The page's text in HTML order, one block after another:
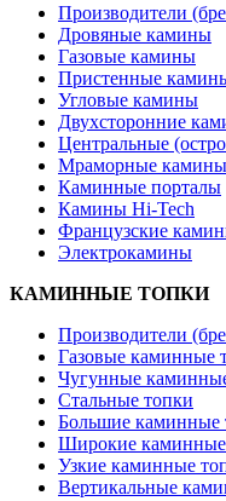
Производители
Дровяные камины
Газовые камины
Пристенные
Угловые камины
Двухсторонние
Центральные
Мраморные камины
Каминные порталы
Камины Hi-Tech
Французские
Электрокамины
КАМИННЫЕ ТОПКИ
Производители
Газовые каминные
Чугунные
Стальные топки
Большие каминные
Широкие каминные
Узкие каминные
Вертикальные